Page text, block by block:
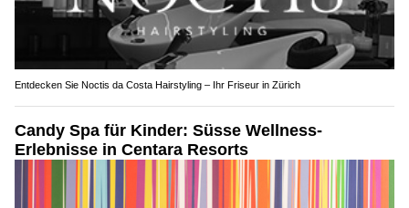
Entdecken Sie Noctis da Costa Hairstyling – Ihr Friseur in Zürich
Candy Spa für Kinder: Süsse Wellness-
Erlebnisse in Centara Resorts